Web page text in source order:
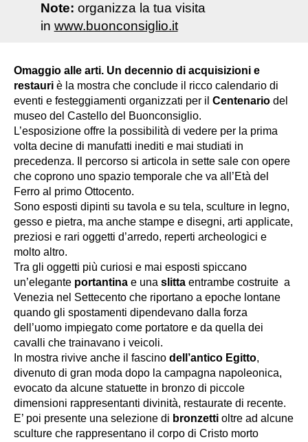
Note: organizza la tua visita
in www.buonconsiglio.it
Omaggio alle arti. Un decennio di acquisizioni e
restauri è la mostra che conclude il ricco calendario di
eventi e festeggiamenti organizzati per il Centenario del
museo del Castello del Buonconsiglio.
L’esposizione offre la possibilità di vedere per la prima
volta decine di manufatti inediti e mai studiati in
precedenza. Il percorso si articola in sette sale con opere
che coprono uno spazio temporale che va all’Età del
Ferro al primo Ottocento.
Sono esposti dipinti su tavola e su tela, sculture in legno,
gesso e pietra, ma anche stampe e disegni, arti applicate,
preziosi e rari oggetti d’arredo, reperti archeologici e
molto altro.
Tra gli oggetti più curiosi e mai esposti spiccano
un’elegante portantina e una slitta entrambe costruite a
Venezia nel Settecento che riportano a epoche lontane
quando gli spostamenti dipendevano dalla forza
dell’uomo impiegato come portatore e da quella dei
cavalli che trainavano i veicoli.
In mostra rivive anche il fascino dell’antico Egitto,
divenuto di gran moda dopo la campagna napoleonica,
evocato da alcune statuette in bronzo di piccole
dimensioni rappresentanti divinità, restaurate di recente.
E’ poi presente una selezione di bronzetti oltre ad alcune
sculture che rappresentano il corpo di Cristo morto